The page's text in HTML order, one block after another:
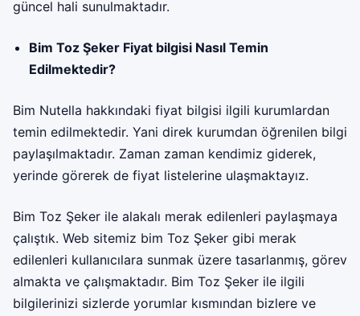
güncel hali sunulmaktadır.
Bim Toz Şeker Fiyat bilgisi Nasıl Temin
Edilmektedir?
Bim Nutella hakkındaki fiyat bilgisi ilgili kurumlardan
temin edilmektedir. Yani direk kurumdan öğrenilen bilgi
paylaşılmaktadır. Zaman zaman kendimiz giderek,
yerinde görerek de fiyat listelerine ulaşmaktayız.
Bim Toz Şeker ile alakalı merak edilenleri paylaşmaya
çalıştık. Web sitemiz bim Toz Şeker gibi merak
edilenleri kullanıcılara sunmak üzere tasarlanmış, görev
almakta ve çalışmaktadır. Bim Toz Şeker ile ilgili
bilgilerinizi sizlerde yorumlar kısmından bizlere ve